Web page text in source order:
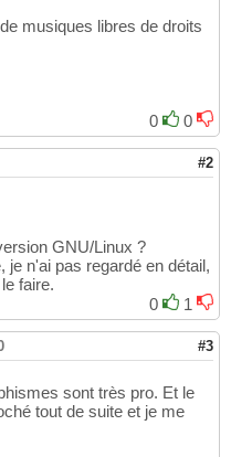
musiques libres de droits
0
0
#2
GNU/Linux ?
je n'ai pas regardé en détail,
faire.
0
1
#3
sont très pro. Et le
tout de suite et je me